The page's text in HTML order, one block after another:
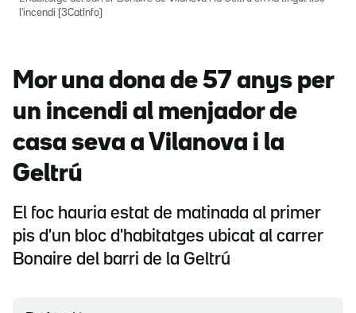
l'incendi (3CatInfo)
Mor una dona de 57 anys per
un incendi al menjador de
casa seva a Vilanova i la
Geltrú
El foc hauria estat de matinada al primer
pis d'un bloc d'habitatges ubicat al carrer
Bonaire del barri de la Geltrú